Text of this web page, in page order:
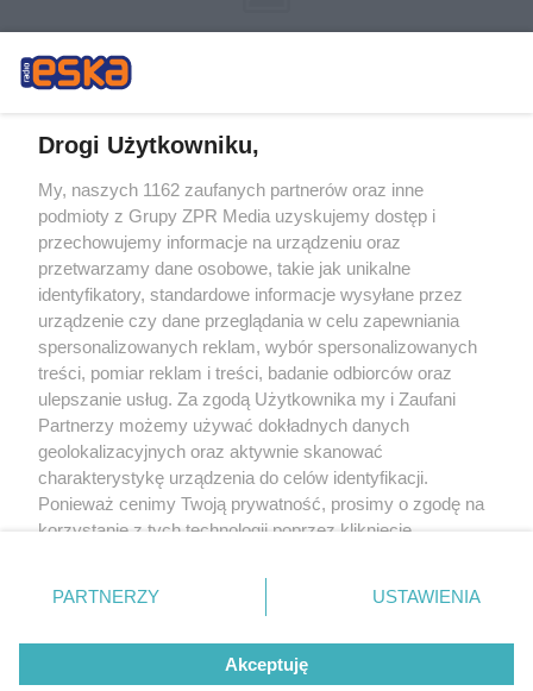
Żaden utwór zamieszczony w serwisie nie może być powielany i
rozpowszechniany lub dalej rozpowszechniany w jakikolwiek sposób (w
tym także elektroniczny lub mechaniczny) na jakimkolwiek polu
eksploatacji w jakiejkolwiek formie, włącznie z umieszczaniem w Internecie
bez pisemnej zgody właściciela praw. Jakiekolwiek użycie lub
wykorzystanie utworów w całości lub w części z naruszeniem prawa, tzn.
bez właściwej zgody, jest zabronione pod groźbą kary i może być ścigane
prawnie.
O nas
Drogi Użytkowniku,
My, naszych 1162 zaufanych partnerów oraz inne
podmioty z Grupy ZPR Media uzyskujemy dostęp i
przechowujemy informacje na urządzeniu oraz
przetwarzamy dane osobowe, takie jak unikalne
identyfikatory, standardowe informacje wysyłane przez
urządzenie czy dane przeglądania w celu zapewniania
spersonalizowanych reklam, wybór spersonalizowanych
treści, pomiar reklam i treści, badanie odbiorców oraz
ulepszanie usług. Za zgodą Użytkownika my i Zaufani
Partnerzy możemy używać dokładnych danych
geolokalizacyjnych oraz aktywnie skanować
charakterystykę urządzenia do celów identyfikacji.
Ponieważ cenimy Twoją prywatność, prosimy o zgodę na
korzystanie z tych technologii poprzez kliknięcie
zmienić/wycofać klikając przycisk ustawień prywatności
znajdujący się w lewym dolnym rogu strony
rodzaje przetwarzania danych nie wymagają zgody
użytkownika, ale masz prawo sprzeciwić się takiemu
PARTNERZY USTAWIENIA
Akceptuję